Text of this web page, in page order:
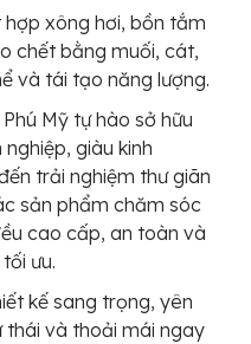
hợp xông hơi, bồn tắm
chết bằng muối, cát,
và tái tạo năng lượng.
Mỹ tự hào sở hữu
giàu kinh
trải nghiệm thư giãn
sản phẩm chăm sóc
cao cấp, an toàn và
ưu.
kế sang trọng, yên
thái và thoải mái ngay